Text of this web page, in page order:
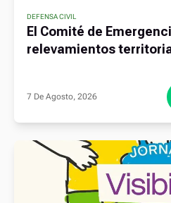
DEFENSA CIVIL
El Comité de
relevamientos
7 De Agosto, 2026